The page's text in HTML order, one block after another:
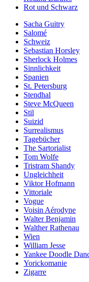
Rot und Schwarz
Sacha Guitry
Salomé
Schweiz
Sebastian Horsley
Sherlock Holmes
Sinnlichkeit
Spanien
St. Petersburg
Stendhal
Steve McQueen
Stil
Suizid
Surrealismus
Tagebücher
The Sartorialist
Tom Wolfe
Tristram Shandy
Ungleichheit
Viktor Hofmann
Vittoriale
Vogue
Voisin Aérodyne
Walter Benjamin
Walther Rathenau
Wien
William Jesse
Yankee Doodle
Yorickomanie
Zigarre